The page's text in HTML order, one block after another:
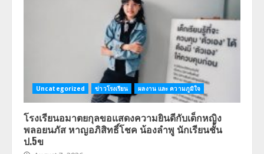
Uncategorized ข่าวโรงเรียน ผลงาน และ ความภูมิใจ
โรงเรียนอมาตยกุลขอแสดงความยินดีกับเด็กหญิง
พลอยนภัส หาญอภิสิทธิ์โชค น้องลำพู นักเรียนชั้น
ป.5ข